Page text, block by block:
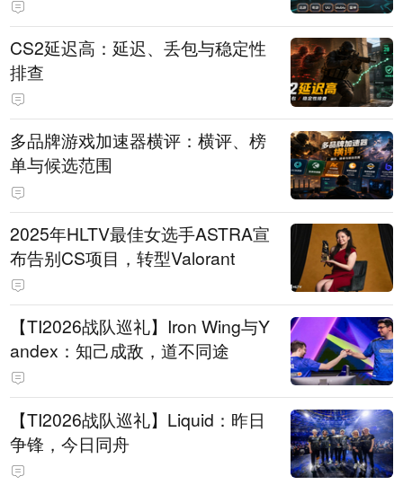
CS2延迟高：延迟、丢包与稳定性
排查
多品牌游戏加速器横评：横评、榜
单与候选范围
2025年HLTV最佳女选手ASTRA宣
布告别CS项目，转型Valorant
【TI2026战队巡礼】Iron Wing与Y
andex：知己成敌，道不同途
【TI2026战队巡礼】Liquid：昨日
争锋，今日同舟